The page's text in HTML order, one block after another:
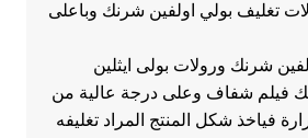
تغليف بولي اولفين شرنك وباعلى
شرنك ورولات بولى ايثلين
فيلم شفاف وعلى درجة عالية من
فياخذ شكل المنتج المراد تغليفه